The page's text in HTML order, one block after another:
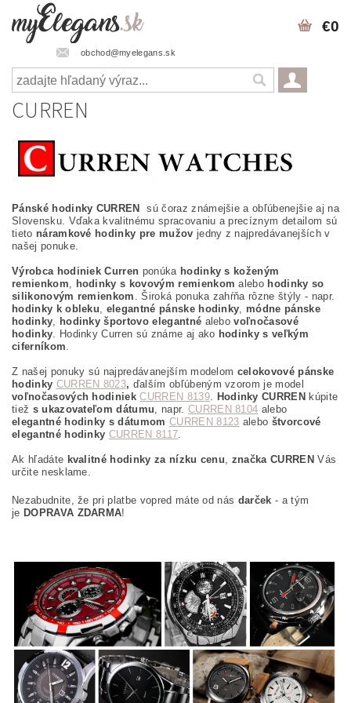
obchod@myelegans.sk
€0
CURREN
Pánské hodinky CURREN
sú čoraz známejšie a obľúbenejšie aj na
Slovensku. Vďaka kvalitnému spracovaniu a precíznym detailom sú
tieto náramkové hodinky pre mužov jedny z najpredávanejších v
našej ponuke.
Výrobca hodiniek Curren ponúka hodinky s koženým
remienkom, hodinky s kovovým remienkom alebo hodinky so
silikonovým remienkom . Široká ponuka zahŕňa rôzne štýly - napr.
hodinky k obleku, elegantné pánske hodinky, módne pánske
hodinky, hodinky športovo elegantné alebovoľnočasové
hodinky. Hodinky Curren sú známe aj ako hodinky s veľkým
ciferníkom.
Z našej ponuky sú najpredávanejším modelom celokovové pánske
hodinky CURREN 8023, ďalším obľúbeným vzorom je model
voľnočasových hodiniek CURREN 8139. Hodinky CURREN kúpite
tiež s ukazovateľom dátumu, napr. CURREN 8104 alebo
elegantné hodinky s dátumom CURREN 8123 alebo štvorcové
elegantné hodinky CURREN 8117.
Ak hľadáte kvalitné hodinky za nízku cenu, značka CURREN Vás
určite nesklame.
Nezabudnite, že pri platbe vopred máte od nás darček - a tým
je DOPRAVA ZDARMA!